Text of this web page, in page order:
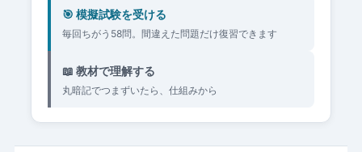
🎯 模擬試験を受ける
毎回ちがう58問。間違えた問題だけ復習できます
📖 教材で理解する
丸暗記でつまずいたら、仕組みから